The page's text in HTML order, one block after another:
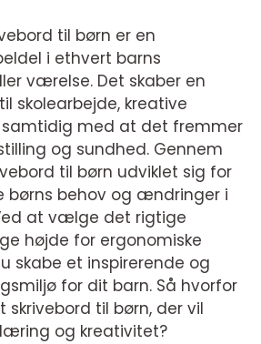
til børn er en
i ethvert barns
værelse. Det skaber en
skolearbejde, kreative
samtidig med at det fremmer
og sundhed. Gennem
til børn udviklet sig for
børns behov og ændringer i
at vælge det rigtige
højde for ergonomiske
skabe et inspirerende og
for dit barn. Så hvorfor
skrivebord til børn, der vil
og kreativitet?